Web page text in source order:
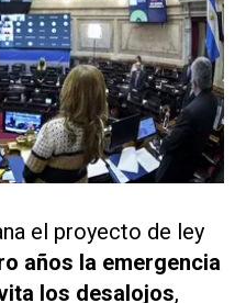
el proyecto de ley
años la emergencia
los desalojos,